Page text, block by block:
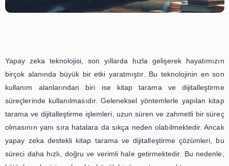
Yapay zeka destekli kitap tarama ve dijitalleştirme
zarar görmesini önleyerek, gelecek nesillere de bu
ulaşılabilir olmasını sağlamaktadır.
Yapay zeka destekli kitap tarama ve dijitalleştirme
kitapların yeniden canlandırılması ve dijital ortama
konusunda büyük bir önem taşımaktadır. Bu çözümler
kitapların korunması ve gelecek nesillere aktarılması